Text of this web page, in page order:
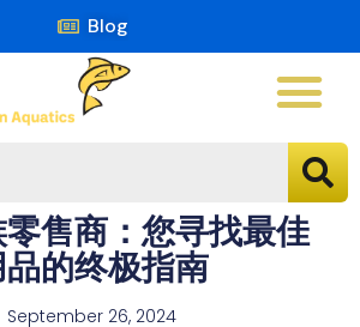
Blog
售商：您寻找最佳
的终极指南
September 26, 2024